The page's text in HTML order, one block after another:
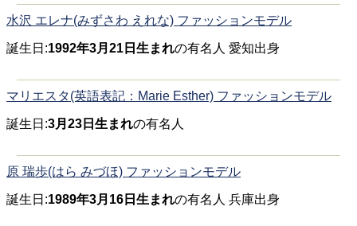
水沢 エレナ(みずさわ えれな) ファッションモデル
誕生日:1992年3月21日生まれの有名人 愛知出身
マリエスタ(英語表記：Marie Esther) ファッションモデル
誕生日:3月23日生まれの有名人
原 瑞歩(はら みづほ) ファッションモデル
誕生日:1989年3月16日生まれの有名人 兵庫出身